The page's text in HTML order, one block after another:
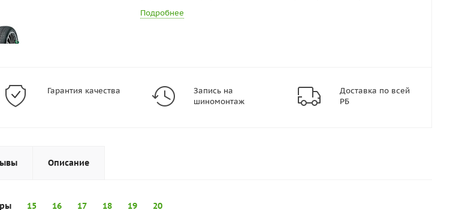
Подробнее
Гарантия качества
Запись на
шиномонтаж
Доставка по всей
РБ
Описание
15 16 17 18 19 20